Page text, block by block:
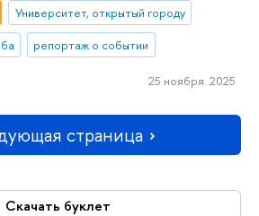
Скачать буклет
Университет, открытый городу
репортаж о событии
25 ноября 2025
страница